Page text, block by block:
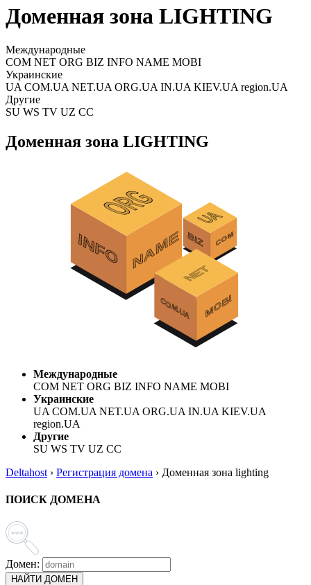
Доменная зона LIGHTING
Международные
COM NET ORG BIZ INFO NAME MOBI
Украинские
UA COM.UA NET.UA ORG.UA IN.UA KIEV.UA region.UA
Другие
SU WS TV UZ CC
Доменная зона LIGHTING
Международные
COM NET ORG BIZ INFO NAME MOBI
Украинские
UA COM.UA NET.UA ORG.UA IN.UA KIEV.UA
region.UA
Другие
SU WS TV UZ CC
Deltahost › Регистрация домена › Доменная зона lighting
ПОИСК ДОМЕНА
Домен:
НАЙТИ ДОМЕН